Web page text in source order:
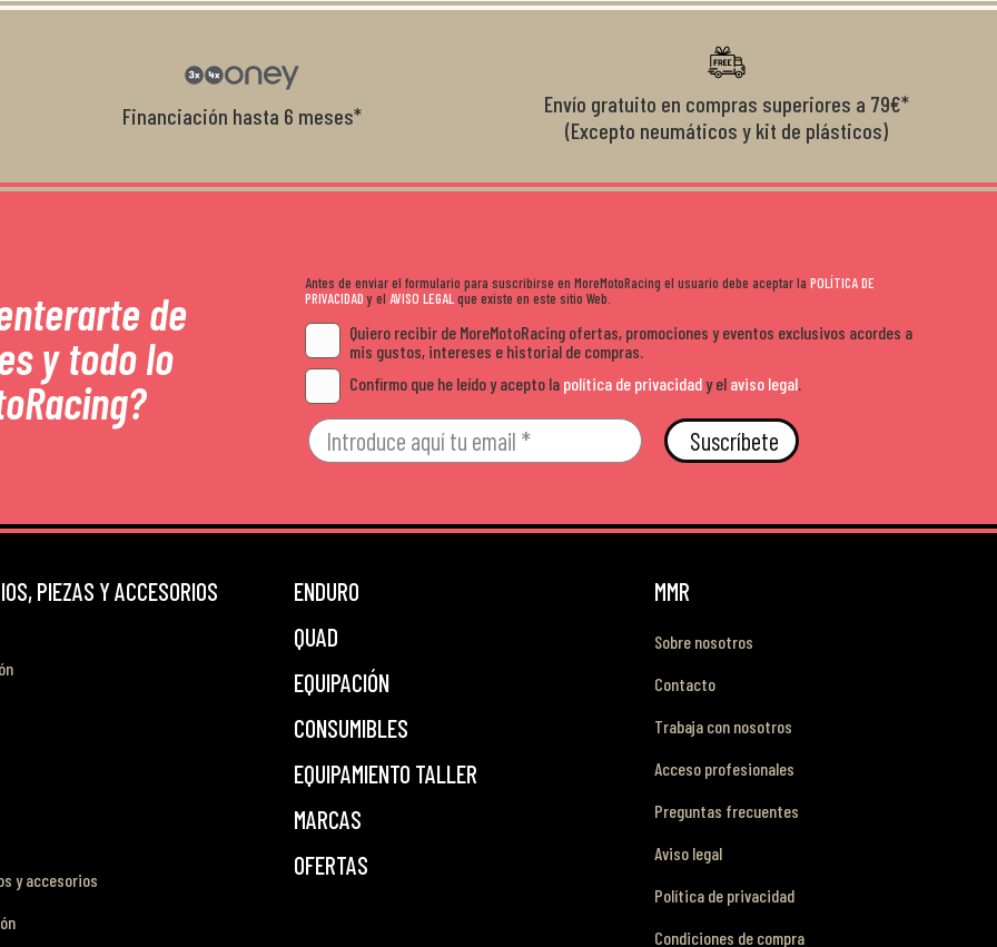
con el cliente, y me ofrecieron unas condiciones de
el cliente y que disfrutan lo que hacen. Si te gusta la
sitio. Calidad, rapidez y buen rollo. ??️
años
Financiación hasta 6 meses*
Envío gratuito en compras superiores a 79€*
(Excepto neumáticos y kit de plásticos)
de
y todo lo
Antes de enviar el formulario para suscribirse en MoreMotoRacing el usuario debe aceptar la POLÍTICA DE
PRIVACIDADy el AVISO LEGALque existe en este sitio Web.
Quiero recibir de MoreMotoRacing ofertas, promociones y eventos exclusivos acordes a
mis gustos, intereses e historial de compras.
Confirmo que he leído y acepto la política de privacidady el aviso legal
Suscríbete
PIEZAS Y ACCESORIOS
y accesorios
ENDURO
QUAD
EQUIPACIÓN
CONSUMIBLES
EQUIPAMIENTO TALLER
MARCAS
OFERTAS
MMR
Sobre nosotros
Contacto
Trabaja con nosotros
Acceso profesionales
Preguntas frecuentes
Aviso legal
Política de privacidad
Condiciones de compra